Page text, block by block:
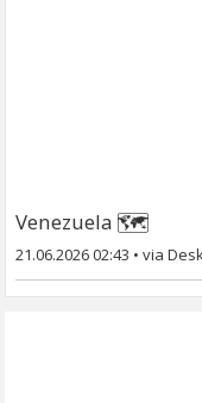
Venezuela 🗺
21.06.2026 02:43 •